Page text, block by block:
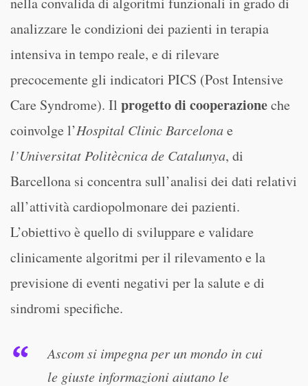
analizzare le condizioni dei pazienti in terapia
intensiva in tempo reale, e di rilevare
precocemente gli indicatori PICS (Post Intensive
Care Syndrome). Il progetto di cooperazioneche
coinvolge l’Hospital Clinic Barcelonae
l’Universitat Politècnica de Catalunya, di
Barcellona si concentra sull’analisi dei dati relativi
all’attività cardiopolmonare dei pazienti.
L’obiettivo è quello di sviluppare e validare
clinicamente algoritmi per il rilevamento e la
previsione di eventi negativi per la salute e di
sindromi specifiche.
Ascom si impegna per un mondo in cui
le giuste informazioni aiutano le